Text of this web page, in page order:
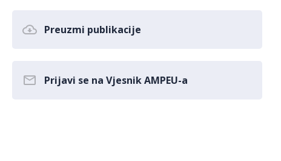
Preuzmi publikacije
Prijavi se na Vjesnik AMPEU-a